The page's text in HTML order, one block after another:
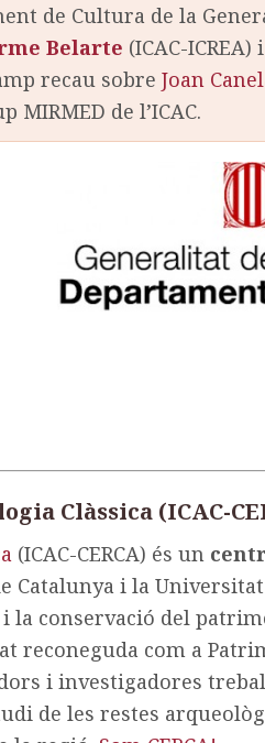
de Cultura de la
Belarte (ICAC-ICREA) i
recau sobre Joan
de l’ICAC.
Clàssica (ICAC-
(ICAC-CERCA) és un
Catalunya i la
conservació del
reconeguda com a
i investigadores
de les restes